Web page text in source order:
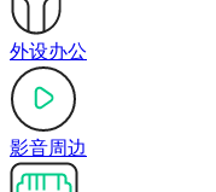
外设办公
影音周边